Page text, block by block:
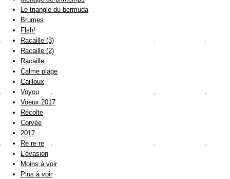
Le triangle du bermuda
Brumes
Flsh!
Racaille (3)
Racaille (2)
Racaille
Calme plage
Cailloux
Voyou
Voeux 2017
Récolte
Corvée
2017
Re re re
L'évasion
Moins à voir
Plus à voir